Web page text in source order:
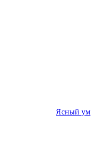
Ясный ум